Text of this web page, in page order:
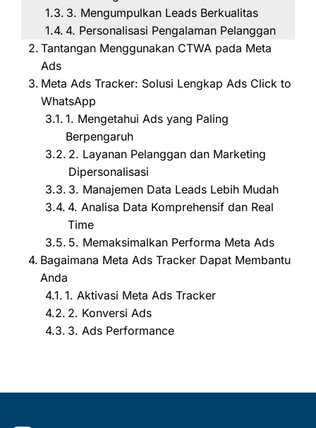
3. Mengumpulkan Leads Berkualitas
4. Personalisasi Pengalaman Pelanggan
Tantangan Menggunakan CTWA pada Meta
Ads
Meta Ads Tracker: Solusi Lengkap Ads Click to
WhatsApp
1. Mengetahui Ads yang Paling
Berpengaruh
2. Layanan Pelanggan dan Marketing
Dipersonalisasi
3. Manajemen Data Leads Lebih Mudah
4. Analisa Data Komprehensif dan Real
Time
5. Memaksimalkan Performa Meta Ads
Bagaimana Meta Ads Tracker Dapat Membantu
Anda
1. Aktivasi Meta Ads Tracker
2. Konversi Ads
3. Ads Performance